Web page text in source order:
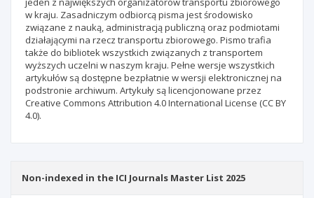
w kraju. Zasadniczym odbiorcą pisma jest środowisko
związane z nauką, administracją publiczną oraz podmiotami
działającymi na rzecz transportu zbiorowego. Pismo trafia
także do bibliotek wszystkich związanych z transportem
wyższych uczelni w naszym kraju. Pełne wersje wszystkich
artykułów są dostępne bezpłatnie w wersji elektronicznej na
podstronie archiwum. Artykuły są licencjonowane przez
Creative Commons Attribution 4.0 International License (CC BY
4.0).
Non-indexed in the ICI Journals Master List 2025